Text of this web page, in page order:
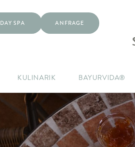
DAY SPA ANFRAGE
KULINARIK BAYURVIDA®